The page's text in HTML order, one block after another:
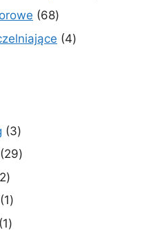
6868
produktów
44
33
produkty
2929
22
produkty
11
produkt
11